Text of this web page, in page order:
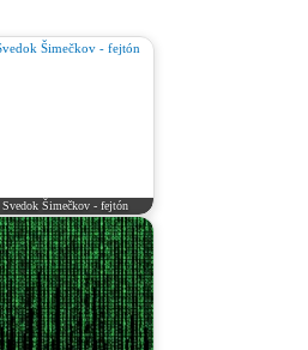
Svedok Šimečkov - fejtón